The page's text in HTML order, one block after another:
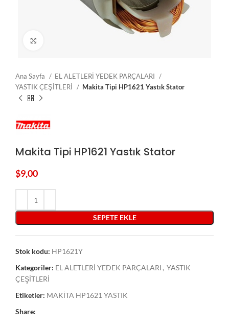
Ana Sayfa
EL ALETLERİ YEDEK PARÇALARI
YASTIK ÇEŞİTLERİ
Makita Tipi HP1621 Yastık Stator
Makita Tipi HP1621 Yastık Stator
$9,00
SEPETE EKLE
Stok kodu: HP1621Y
Kategoriler: EL ALETLERİ YEDEK PARÇALARI , YASTIK
ÇEŞİTLERİ
Etiketler: MAKİTA HP1621 YASTIK
Share: